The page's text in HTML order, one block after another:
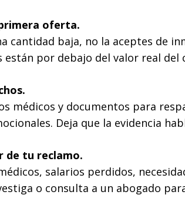
oferta.
cantidad baja, no la aceptes de
están por debajo del valor real del
médicos y documentos para
Deja que la evidencia
de tu reclamo.
salarios perdidos,
o consulta a un abogado